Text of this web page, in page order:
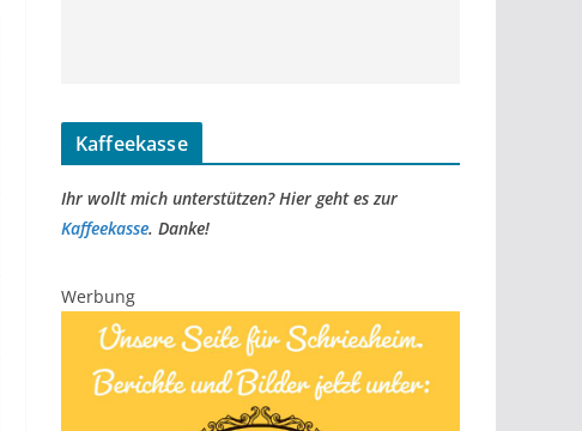
Kaffeekasse
Ihr wollt mich unterstützen? Hier geht es zur
Kaffeekasse. Danke!
Werbung